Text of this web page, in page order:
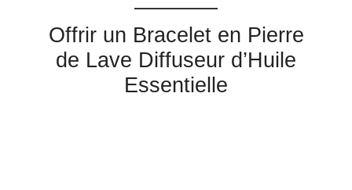
Offrir un Bracelet en Pierre
de Lave Diffuseur d’Huile
Essentielle